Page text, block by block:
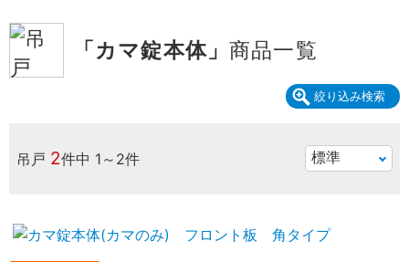
「カマ錠本体」商品一覧
絞り込み検索
吊戸 2件中 1～2件